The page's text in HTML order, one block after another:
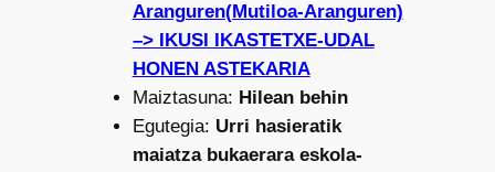
Aranguren(Mutiloa-Aranguren)
–> IKUSI IKASTETXE-UDAL
HONEN ASTEKARIA
Maiztasuna: Hilean behin
Egutegia: Urri hasieratik
maiatza bukaerara eskola-